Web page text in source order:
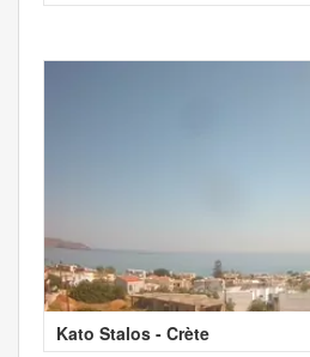
Kato Stalos - Crète